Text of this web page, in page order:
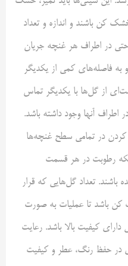
کن باشند و اندازه و تعداد
در اطراف هر غنچه جریان
به فاصله‌های کمی از یکدیگر
از گل‌ها با یکدیگر تماس
آنها وجود داشته باشد.
در تمامی سطح غنچه‌ها
رطوبت در هر قسمت
باشند. تعداد گل‌هایی که قرار
باشد تا عملیات به صورت
دارای کیفیت بالا باشد. رعایت
در حفظ رنگ، عطر و کیفیت